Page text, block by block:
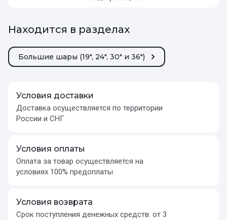
Находится в разделах
Большие шары (19", 24", 30" и 36")
Условия доставки
Доставка осуществляется по территории
России и СНГ
Условия оплаты
Оплата за товар осуществляется на
условиях 100% предоплаты
Условия возврата
Срок поступления денежных средств: от 3